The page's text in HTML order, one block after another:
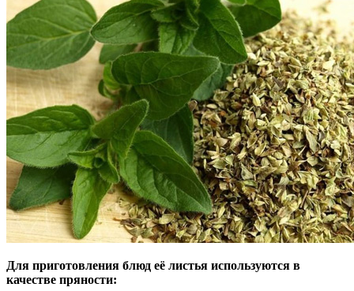
Для приготовления блюд её листья используются в
качестве пряности: